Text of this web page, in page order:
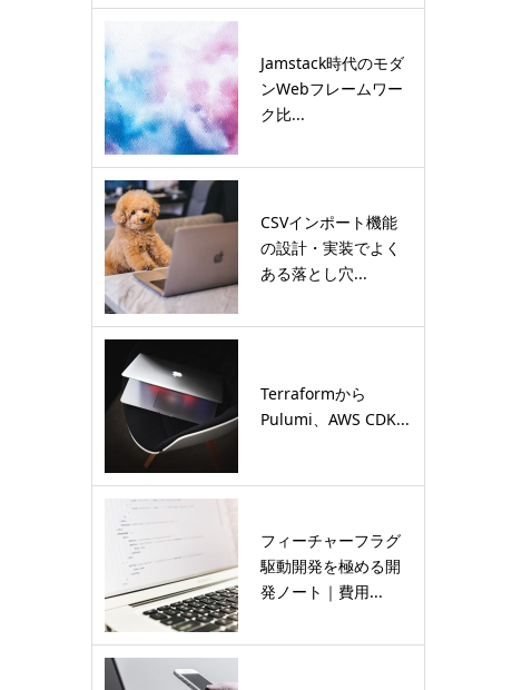
Jamstack時代のモダ
ンWebフレームワー
ク比...
CSVインポート機能
の設計・実装でよく
ある落とし穴...
Terraformから
Pulumi、AWS CDK...
フィーチャーフラグ
駆動開発を極める開
発ノート｜費用...